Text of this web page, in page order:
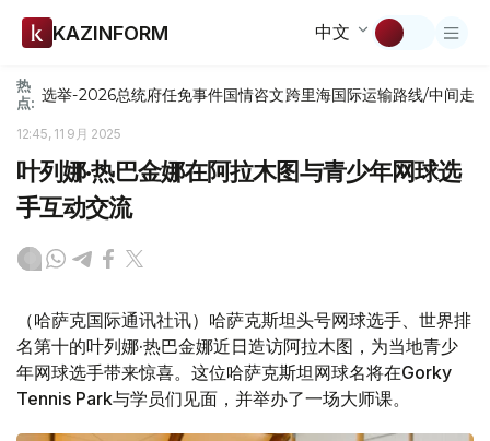
KAZINFORM 中文
热
点: 选举-2026总统府任免事件国情咨文跨里海国际运输路线/中间走廊
12:45, 11 9月 2025
叶列娜·热巴金娜在阿拉木图与青少年网球选
手互动交流
（哈萨克国际通讯社讯）哈萨克斯坦头号网球选手、世界排
名第十的叶列娜·热巴金娜近日造访阿拉木图，为当地青少
年网球选手带来惊喜。这位哈萨克斯坦网球名将在Gorky
Tennis Park与学员们见面，并举办了一场大师课。